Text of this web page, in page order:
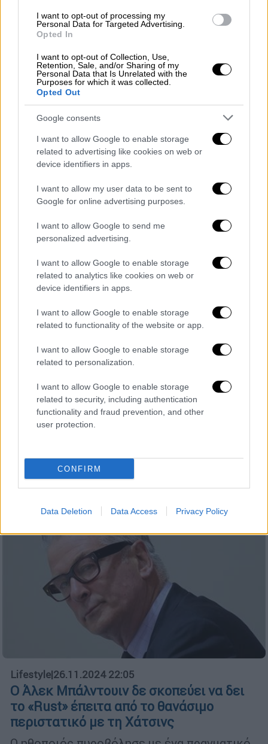
I want to opt-out of processing my
Personal Data for Targeted Advertising.
Opted In
I want to opt-out of Collection, Use,
Retention, Sale, and/or Sharing of my
Personal Data that Is Unrelated with the
Purposes for which it was collected.
Opted Out
Google consents
I want to allow Google to enable storage
related to advertising like cookies on web or
device identifiers in apps.
I want to allow my user data to be sent to
Google for online advertising purposes.
I want to allow Google to send me
personalized advertising.
I want to allow Google to enable storage
related to analytics like cookies on web or
device identifiers in apps.
I want to allow Google to enable storage
related to functionality of the website or app.
I want to allow Google to enable storage
related to personalization.
I want to allow Google to enable storage
related to security, including authentication
functionality and fraud prevention, and other
user protection.
CONFIRM
Data Deletion Data Access Privacy Policy
Πολιτική|26.11.2024 22:19
Νέα Αριστερά: «Όχι» στις αμυντικές
δαπάνες του προϋπολογισμού - Καλούμε
συστράτευση
Η Νέα Αριστερά καλεί σε συστράτευση κατά
Ελλάδα|26.11.2024 22:10
Κλήρωση Τζόκερ: Οι τυχεροί αριθμοί για
το 1.500.000 ευρώ
Lifestyle|26.11.2024 22:05
Ο Άλεκ Μπάλντουιν δε σκοπεύει να δει
το «Rust» έπειτα από το θανάσιμο
περιστατικό με τη Χάτσινς